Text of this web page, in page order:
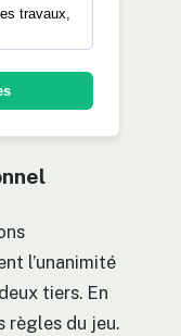
travaux,
l’unanimité
tiers. En
règles du jeu.